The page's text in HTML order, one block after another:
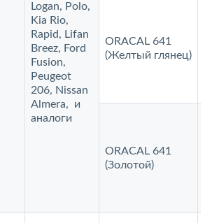
Logan, Polo,
Kia Rio,
Rapid, Lifan
Breez, Ford
Fusion,
Peugeot
206, Nissan
Almera, и
аналоги
ORACAL 641
(Желтый глянец)
ORACAL 641
(Золотой)